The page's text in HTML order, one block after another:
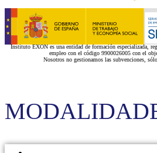
Instituto EXON es una entidad de formación especializada,
empleo con el código 9900026005 con el
Nosotros no gestionamos las subvenciones,